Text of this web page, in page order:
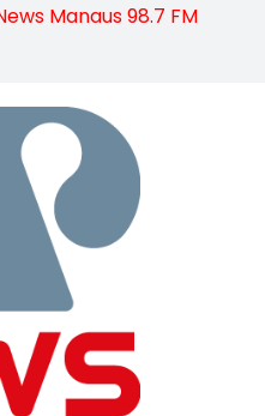
Manaus 98.7 FM